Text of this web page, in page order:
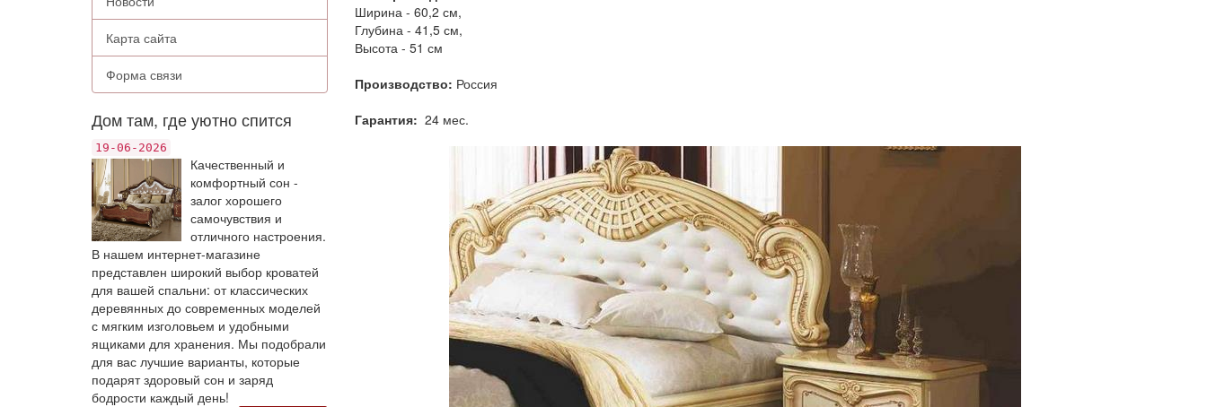
Карта сайта
Форма связи
Дом там, где уютно спится
19-06-2026
Качественный и
комфортный сон -
залог хорошего
самочувствия и
отличного настроения.
В нашем интернет-магазине
представлен широкий выбор кроватей
для вашей спальни: от классических
деревянных до современных моделей
с мягким изголовьем и удобными
ящиками для хранения. Мы подобрали
для вас лучшие варианты, которые
подарят здоровый сон и заряд
бодрости каждый день!
Ширина - 60,2 см,
Глубина - 41,5 см,
Высота - 51 см
Производство: Россия
Гарантия: 24 мес.